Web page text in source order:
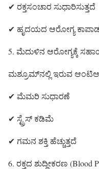
✔ ರಕ್ತಸಂಚಾರ ಸುಧಾರಿಸುತ್ತದೆ
✔ ಹೃದಯದ ಆರೋಗ್ಯ
5. ಮೆದುಳಿನ ಆರೋಗ್ಯಕ್ಕೆ
ಮಶ್ರೂಮ್‌ನಲ್ಲಿ ಇರುವ
✔ ಮೆಮರಿ ಸುಧಾರಣೆ
✔ ಸ್ಟ್ರೆಸ್ ಕಡಿಮೆ
✔ ಗಮನ ಶಕ್ತಿ ಹೆಚ್ಚುತ್ತದೆ
6. ರಕ್ತದ ಶುದ್ಧೀಕರಣ (Blood